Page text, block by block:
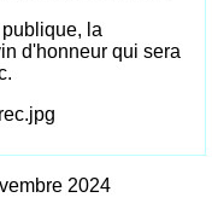
la
d'honneur qui sera
2024